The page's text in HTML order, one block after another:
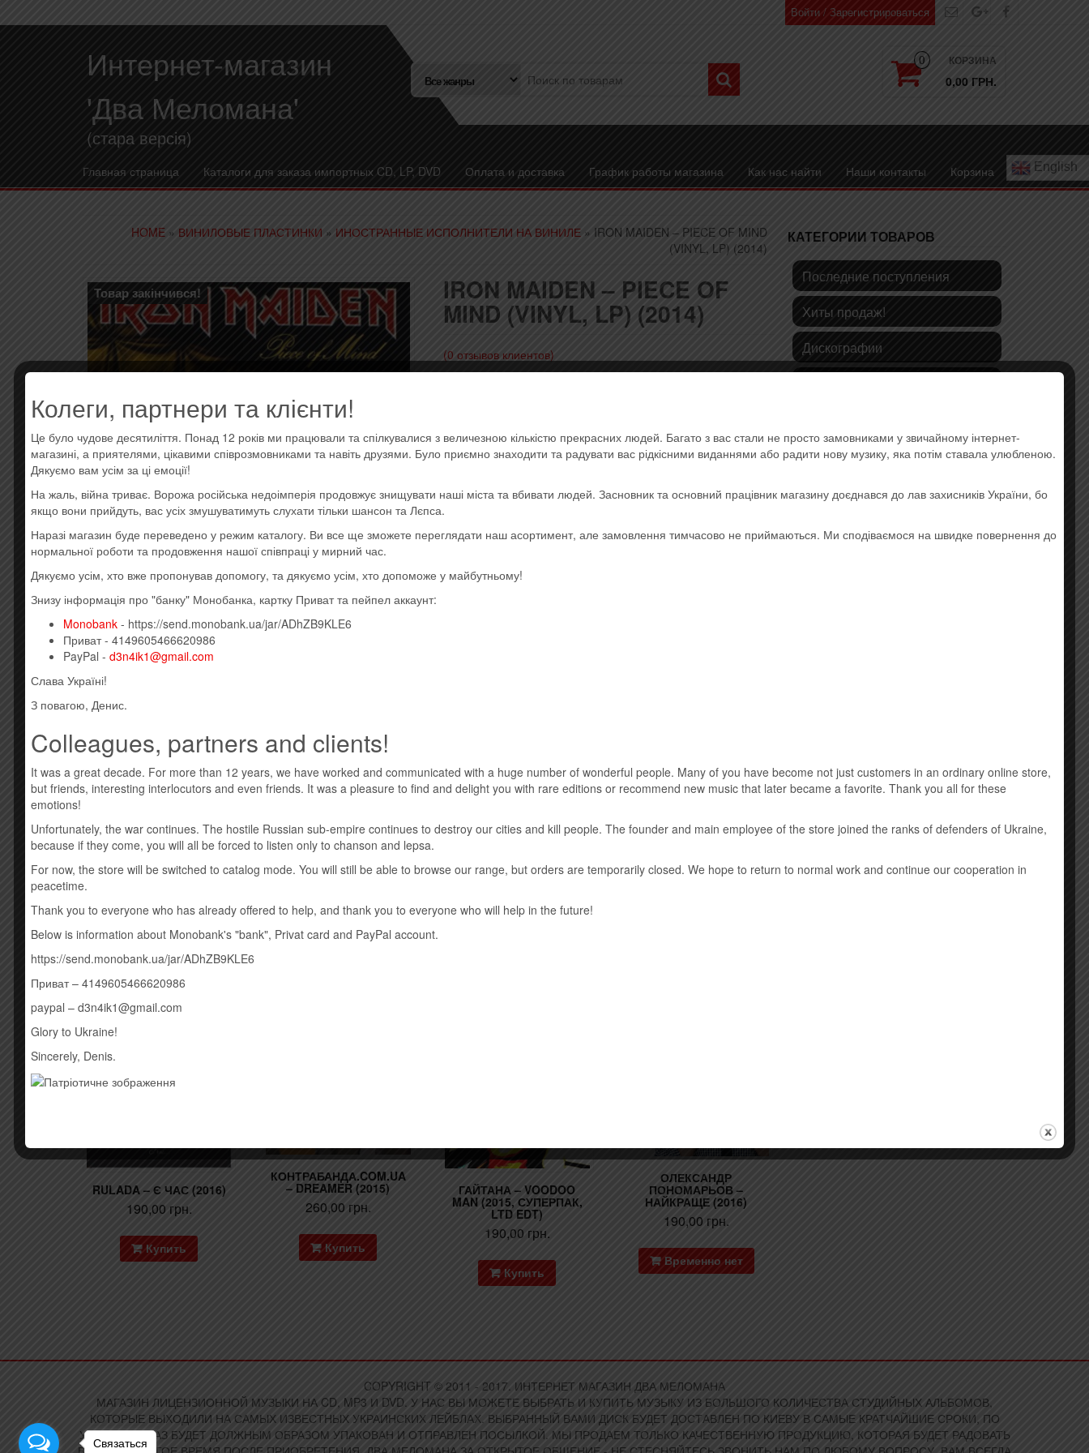
Войти / Зарегистрироваться
Интернет-магазин
'Два Меломана'
(стара версія)
0 КОРЗИНА
0,00 ГРН.
Главная страница Каталоги для заказа импортных CD, LP, DVD Оплата и доставка График работы магазина Как нас найти Наши контакты Корзина English
HOME » ВИНИЛОВЫЕ ПЛАСТИНКИ » ИНОСТРАННЫЕ ИСПОЛНИТЕЛИ НА ВИНИЛЕ » IRON MAIDEN – PIECE OF MIND
(VINYL, LP) (2014)
Товар закінчився! IRON MAIDEN – PIECE OF
MIND (VINYL, LP) (2014)
(0 отзывов клиентов)
Вінілова платівка (Vinyl record)
Товар закінчився!
power, hard rock,Иностранные исполнители на виниле,
ОПИСАНИЕ ОТЗЫВЫ (0)
Описание
Усі товари: Iron Maiden
Новая виниловая пластинка. Штрихкод: 0825646248827
A1 Where Eagles Dare 6:08
A3 Flight Of Icarus 3:51
A4 Die WIth Your Boots On 5:22
B1 The Trooper 4:15
B2 Still Life 4:37
B3 Quest For Fire 3:40
B4 Sun And Steel 3:25
B5 To Tame A Land
Похожие товары
RULADA – Є ЧАС (2016)
190,00 грн.
Купить
КОНТРАБАНДА.COM.UA
– DREAMER (2015)
260,00 грн.
Купить
ГАЙТАНА – VOODOO
MAN (2015, СУПЕРПАК,
LTD EDT)
190,00 грн.
Купить
ОЛЕКСАНДР
ПОНОМАРЬОВ –
НАЙКРАЩЕ (2016)
190,00 грн.
Временно нет
КАТЕГОРИИ ТОВАРОВ
Последние поступления
Хиты продаж!
Дискографии
Импортные диски и
Rock
Украинская музыка
Lounge
New Age
COPYRIGHT © 2011 - 2017. ИНТЕРНЕТ МАГАЗИН ДВА МЕЛОМАНА
МАГАЗИН ЛИЦЕНЗИОННОЙ МУЗЫКИ НА CD, MP3 И DVD. У НАС ВЫ МОЖЕТЕ ВЫБРАТЬ И КУПИТЬ МУЗЫКУ ИЗ БОЛЬШОГО КОЛИЧЕСТВА СТУДИЙНЫХ АЛЬБОМОВ,
КОТОРЫЕ ВЫХОДИЛИ НА САМЫХ ИЗВЕСТНЫХ УКРАИНСКИХ ЛЕЙБЛАХ. ВЫБРАННЫЙ ВАМИ ДИСК БУДЕТ ДОСТАВЛЕН ПО КИЕВУ В САМЫЕ КРАТЧАЙШИЕ СРОКИ, ПО
УКРАИНЕ ЗАКАЗ БУДЕТ ДОЛЖНЫМ ОБРАЗОМ УПАКОВАН И ОТПРАВЛЕН ПОСЫЛКОЙ. МЫ ПРОДАЕМ ТОЛЬКО КАЧЕСТВЕННУЮ ПРОДУКЦИЮ, КОТОРАЯ БУДЕТ РАДОВАТЬ
Связаться
Колеги, партнери та клієнти!
Це було чудове десятиліття. Понад 12 років ми працювали та спілкувалися з величезною кількістю прекрасних людей. Багато з вас стали не просто замовниками у звичайному інтернет-
магазині, а приятелями, цікавими співрозмовниками та навіть друзями. Було приємно знаходити та радувати вас рідкісними виданнями або радити нову музику, яка потім ставала улюбленою.
Дякуємо вам усім за ці емоції!
На жаль, війна триває. Ворожа російська недоімперія продовжує знищувати наші міста та вбивати людей. Засновник та основний працівник магазину доєднався до лав захисників України, бо
якщо вони прийдуть, вас усіх змушуватимуть слухати тільки шансон та Лєпса.
Наразі магазин буде переведено у режим каталогу. Ви все ще зможете переглядати наш асортимент, але замовлення тимчасово не приймаються. Ми сподіваємося на швидке повернення до
нормальної роботи та продовження нашої співпраці у мирний час.
Дякуємо усім, хто вже пропонував допомогу, та дякуємо усім, хто допоможе у майбутньому!
Знизу інформація про "банку" Монобанка, картку Приват та пейпел аккаунт:
Monobank - https://send.monobank.ua/jar/ADhZB9KLE6
Приват - 4149605466620986
PayPal - d3n4ik1@gmail.com
Слава Україні!
З повагою, Денис.
Colleagues, partners and clients!
It was a great decade. For more than 12 years, we have worked and communicated with a huge number of wonderful people. Many of you have become not just customers in an ordinary online store,
but friends, interesting interlocutors and even friends. It was a pleasure to find and delight you with rare editions or recommend new music that later became a favorite. Thank you all for these
emotions!
Unfortunately, the war continues. The hostile Russian sub-empire continues to destroy our cities and kill people. The founder and main employee of the store joined the ranks of defenders of Ukraine,
because if they come, you will all be forced to listen only to chanson and lepsa.
For now, the store will be switched to catalog mode. You will still be able to browse our range, but orders are temporarily closed. We hope to return to normal work and continue our cooperation in
peacetime.
Thank you to everyone who has already offered to help, and thank you to everyone who will help in the future!
Below is information about Monobank's "bank", Privat card and PayPal account.
https://send.monobank.ua/jar/ADhZB9KLE6
Приват – 4149605466620986
paypal – d3n4ik1@gmail.com
Glory to Ukraine!
Sincerely, Denis.